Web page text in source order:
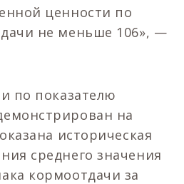
ценности по
не меньше 106», —
по показателю
на
историческая
среднего значения
кормоотдачи за